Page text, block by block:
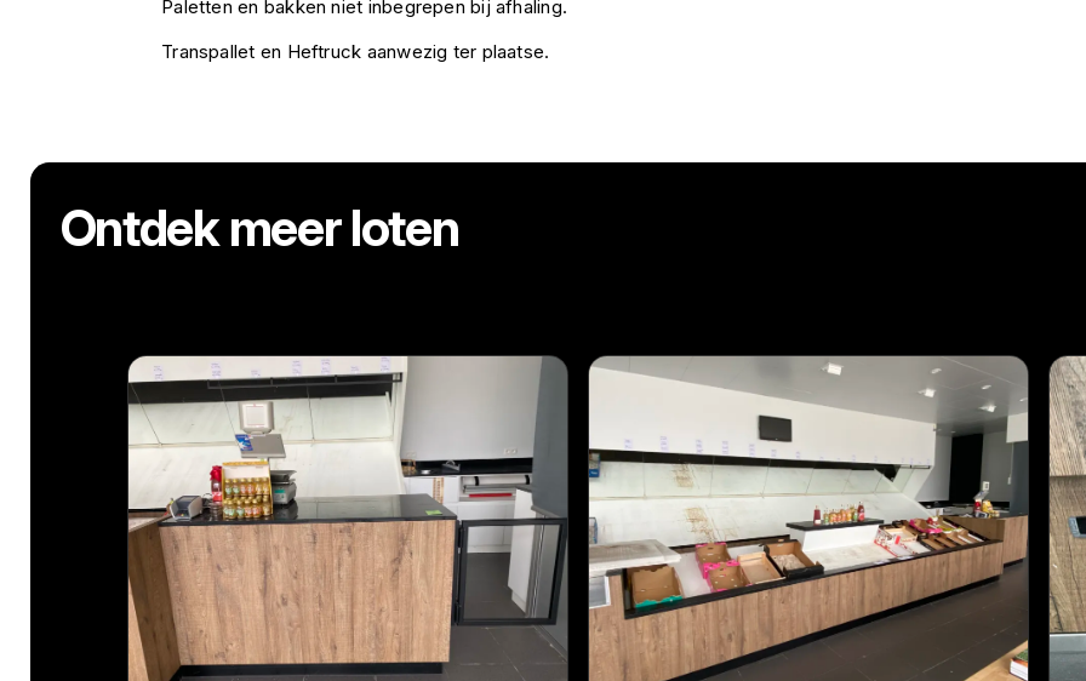
Paletten en bakken niet inbegrepen bij afhaling.
Transpallet en Heftruck aanwezig ter plaatse.
Ontdek meer loten